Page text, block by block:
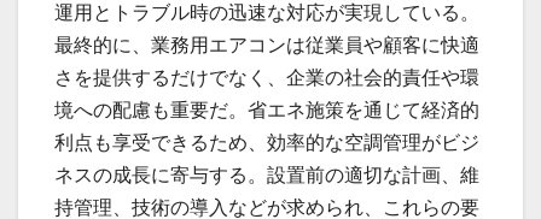
運用とトラブル時の迅速な対応が実現している。
最終的に、業務用エアコンは従業員や顧客に快適
さを提供するだけでなく、企業の社会的責任や環
境への配慮も重要だ。省エネ施策を通じて経済的
利点も享受できるため、効率的な空調管理がビジ
ネスの成長に寄与する。設置前の適切な計画、維
持管理、技術の導入などが求められ、これらの要